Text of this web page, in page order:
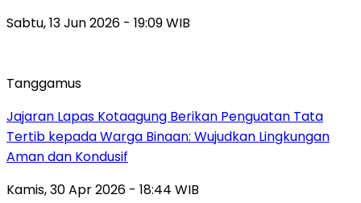
Sabtu, 13 Jun 2026 - 19:09 WIB
Tanggamus
Jajaran Lapas Kotaagung Berikan Penguatan Tata
Tertib kepada Warga Binaan: Wujudkan Lingkungan
Aman dan Kondusif
Kamis, 30 Apr 2026 - 18:44 WIB